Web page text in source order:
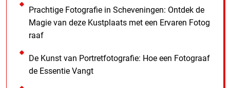
Prachtige Fotografie in Scheveningen: Ontdek de
Magie van deze Kustplaats met een Ervaren Fotog
raaf
De Kunst van Portretfotografie: Hoe een Fotograaf
de Essentie Vangt